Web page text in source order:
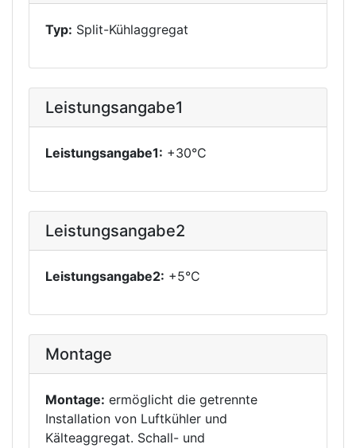
Typ: Split-Kühlaggregat
Leistungsangabe1
Leistungsangabe1: +30°C
Leistungsangabe2
Leistungsangabe2: +5°C
Montage
Montage: ermöglicht die getrennte
Installation von Luftkühler und
Kälteaggregat. Schall- und